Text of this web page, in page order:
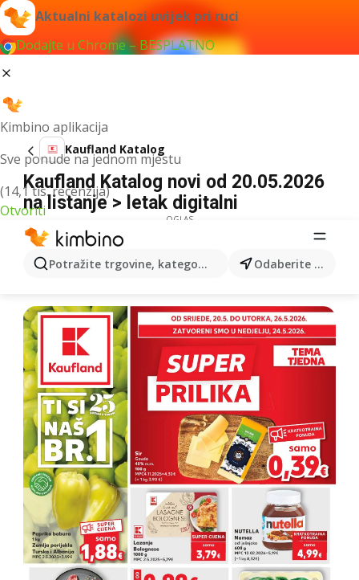
Aktualni katalozi uvijek pri ruci
Dodajte u Chrome – BESPLATNO
Kimbino aplikacija
Sve ponude na jednom mjestu
(14,1 tis. recenzija)
Otvoriti
Potražite trgovine, kategorije, proizvode... Odaberite grad
Kaufland Katalog
Kaufland Katalog novi od 20.05.2026
na listanje > letak digitalni
OGLAS